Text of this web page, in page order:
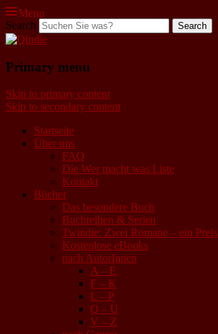
Menu
Qindie
Search
Primary menu
Skip to primary content
Skip to secondary content
Startseite
Über uns
FAQ
Die Wer macht was Liste
Kontakt
Bücher
Das besondere Buch
Buchreihen & Serien
Twindie: Zwei Romane – ein Preis
Kostenlose eBooks
nach AutorInnen
A – E
F – K
L – P
Q – U
V – Z